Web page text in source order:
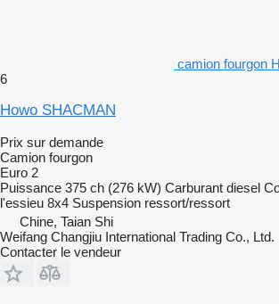
camion fourgon
6
Howo SHACMAN
Prix sur demande
Camion fourgon
Euro 2
Puissance 375 ch (276 kW) Carburant diesel
l'essieu 8x4 Suspension ressort/ressort
Chine, Taian Shi
Weifang Changjiu International Trading Co., Ltd.
Contacter le vendeur